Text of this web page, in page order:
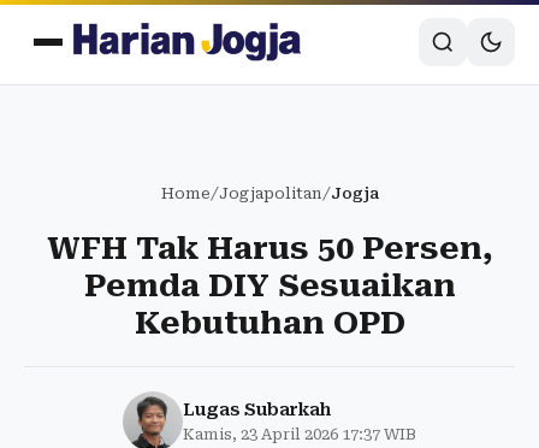
Home/Jogjapolitan/Jogja
WFH Tak Harus 50 Persen,
Pemda DIY Sesuaikan
Kebutuhan OPD
Lugas Subarkah
Kamis, 23 April 2026 17:37 WIB